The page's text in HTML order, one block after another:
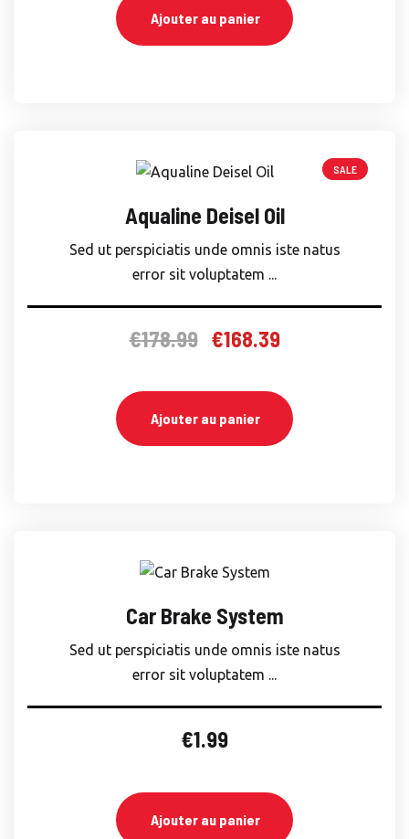
Ajouter au panier
SALE
Aqualine Deisel Oil
Sed ut perspiciatis unde omnis iste natus
error sit voluptatem ...
€178.99
Le
initial
était :
€168.39Le
est :
€168.39.
Ajouter au panier
Car Brake System
Sed ut perspiciatis unde omnis iste natus
error sit voluptatem ...
€1.99
Ajouter au panier